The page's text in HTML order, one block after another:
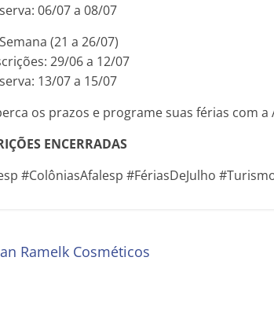
06/07 a 08/07
(21 a 26/07)
29/06 a 12/07
13/07 a 15/07
os prazos e programe suas férias com a
ENCERRADAS
#ColôniasAfalesp #FériasDeJulho
Ramelk Cosméticos